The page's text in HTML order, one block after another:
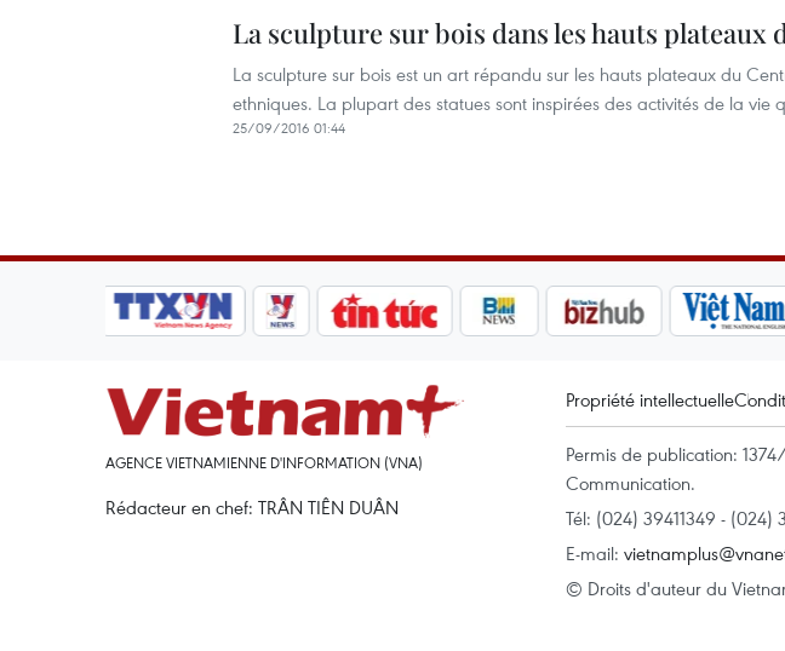
La sculpture sur bois dans les hauts plateaux
La sculpture sur bois est un art répandu sur les hauts plateaux du
ethniques. La plupart des statues sont inspirées des activités de la vie
25/09/2016 01:44
AGENCE VIETNAMIENNE D'INFORMATION (VNA)
Rédacteur en chef: TRÂN TIÊN DUÂN
Propriété intellectuelle
Permis de publication:
Communication.
Tél: (024) 39411349 - (024)
E-mail:
© Droits d'auteur du